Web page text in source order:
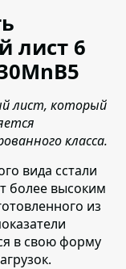
лист 6
лист, который
класса.
вида сстали
более высоким
из
в свою форму